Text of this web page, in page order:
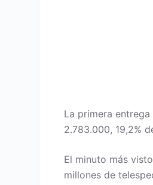
La primera
2.783.000, 19,2%
El minuto más
millones de